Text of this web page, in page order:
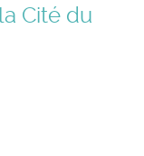
Cité du